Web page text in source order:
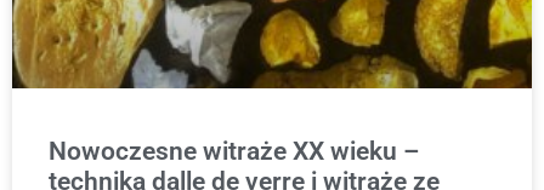
Nowoczesne witraże XX wieku –
technika dalle de verre i witraże ze